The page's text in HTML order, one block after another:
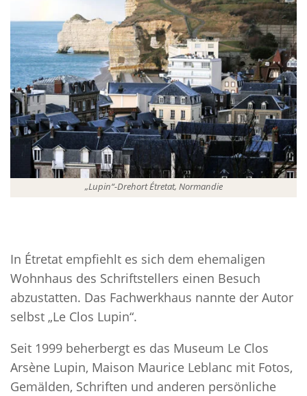
„Lupin“-Drehort Étretat, Normandie
In Étretat empfiehlt es sich dem ehemaligen
Wohnhaus des Schriftstellers einen Besuch
abzustatten. Das Fachwerkhaus nannte der Autor
selbst „Le Clos Lupin“.
Seit 1999 beherbergt es das Museum Le Clos
Arsène Lupin, Maison Maurice Leblanc mit Fotos,
Gemälden, Schriften und anderen persönliche